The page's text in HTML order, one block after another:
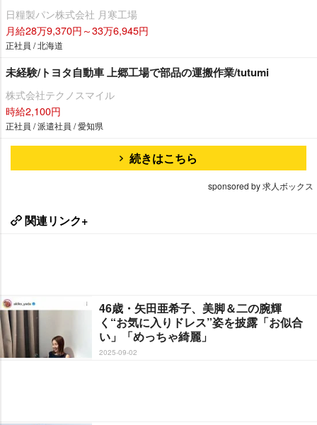
日糧製パン株式会社 月寒工場
月給28万9,370円～33万6,945円
正社員 / 北海道
未経験/トヨタ自動車 上郷工場で部品の運搬作業/tutumi
株式会社テクノスマイル
時給2,100円
正社員 / 派遣社員 / 愛知県
続きはこちら
sponsored by 求人ボックス
関連リンク+
46歳・矢田亜希子、美脚＆二の腕輝
く“お気に入りドレス”姿を披露「お似合
い」「めっちゃ綺麗」
2025-09-02